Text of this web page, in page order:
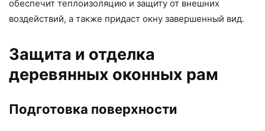
обеспечит теплоизоляцию и защиту от внешних
воздействий, а также придаст окну завершенный вид.
Защита и отделка
деревянных оконных рам
Подготовка поверхности